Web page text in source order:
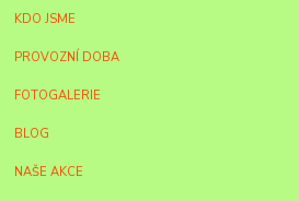
KDO JSME
PROVOZNÍ DOBA
FOTOGALERIE
BLOG
NAŠE AKCE